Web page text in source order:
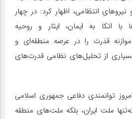
نیروهای انتظامی، اظهار کرد: در چهار
با اتکا به ایمان، ایثار و روحیه
قدرت را در عرصه منطقه‌ای و
از تحلیل‌های نظامی قدرت‌های
امروز توانمندی دفاعی جمهوری اسلامی
ملت ایران، بلکه ملت‌های منطقه